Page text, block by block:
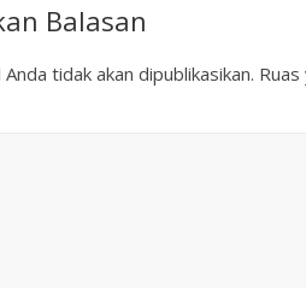
Balasan
tidak akan dipublikasikan.